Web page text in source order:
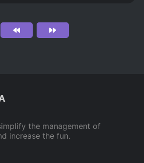
the management of
increase the fun.